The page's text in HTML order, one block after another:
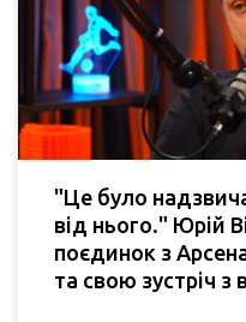
"Це було
від нього." Юрій
поєдинок з
та свою зустріч